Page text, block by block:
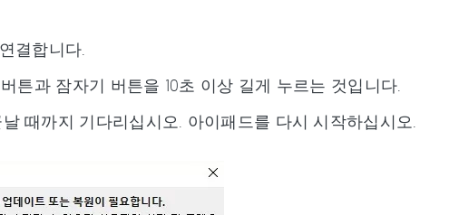
결합니다.
튼과 잠자기 버튼을 10초 이상 길게 누르는 것입니다.
때까지 기다리십시오. 아이패드를 다시 시작하십시오.